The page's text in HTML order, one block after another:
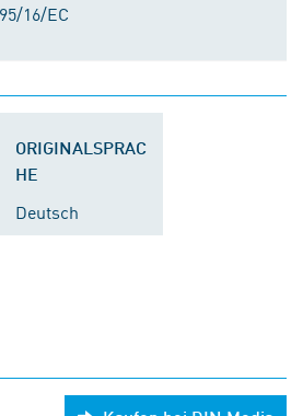
16/EC
ORIGINALSPRAC
HE
Deutsch